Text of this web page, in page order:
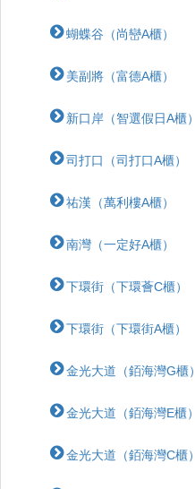
蝴蝶⾕（尚巒A櫃）
美副將（富德A櫃）
新口岸（智選假日A櫃）
司打口（司打口A櫃）
祐漢（萬利樓A櫃）
南灣（一定好A櫃）
下環街（下環薈C櫃）
下環街（下環街A櫃）
金光大道（銆海灣G櫃）
金光大道（銆海灣E櫃）
金光大道（銆海灣C櫃）